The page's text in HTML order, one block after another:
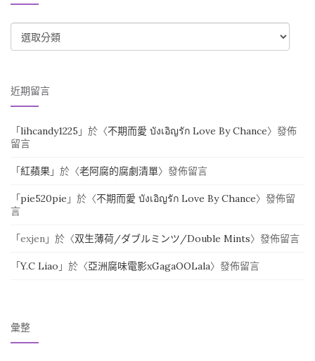
CATEGORIES
近期留言
「lihcandy1225 」於〈不期而愛 บังเอิญรัก Love By Chance〉發佈
留言
「紅蘋果 」於〈老阿腐的腐劇清單〉發佈留言
「pie520pie 」於〈不期而愛 บังเอิญรัก Love By Chance〉發佈留
言
「exjen 」於〈双生薄荷/ダブルミンツ/Double Mints〉發佈留言
「Y.C Liao 」於〈亞洲腐味電影xGagaOOLala〉發佈留言
彙整